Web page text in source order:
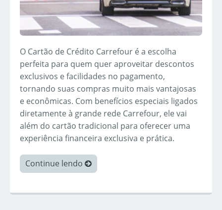
O Cartão de Crédito Carrefour é a escolha
perfeita para quem quer aproveitar descontos
exclusivos e facilidades no pagamento,
tornando suas compras muito mais vantajosas
e econômicas. Com benefícios especiais ligados
diretamente à grande rede Carrefour, ele vai
além do cartão tradicional para oferecer uma
experiência financeira exclusiva e prática.
Continue lendo